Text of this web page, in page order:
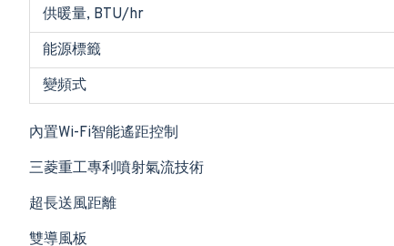
供暖量, BTU/hr
能源標籤
變頻式
內置Wi-Fi智能遙距控制
三菱重工專利噴射氣流技術
超長送風距離
雙導風板